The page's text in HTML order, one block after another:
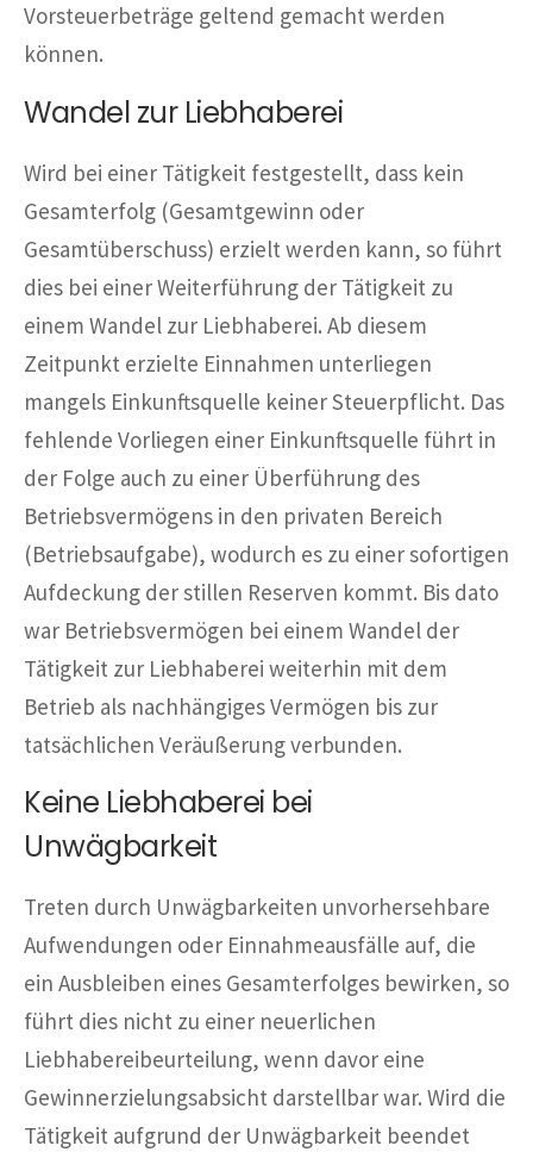
Vorsteuerbeträge geltend gemacht werden
können.
Wandel zur Liebhaberei
Wird bei einer Tätigkeit festgestellt, dass kein
Gesamterfolg (Gesamtgewinn oder
Gesamtüberschuss) erzielt werden kann, so führt
dies bei einer Weiterführung der Tätigkeit zu
einem Wandel zur Liebhaberei. Ab diesem
Zeitpunkt erzielte Einnahmen unterliegen
mangels Einkunftsquelle keiner Steuerpflicht. Das
fehlende Vorliegen einer Einkunftsquelle führt in
der Folge auch zu einer Überführung des
Betriebsvermögens in den privaten Bereich
(Betriebsaufgabe), wodurch es zu einer sofortigen
Aufdeckung der stillen Reserven kommt. Bis dato
war Betriebsvermögen bei einem Wandel der
Tätigkeit zur Liebhaberei weiterhin mit dem
Betrieb als nachhängiges Vermögen bis zur
tatsächlichen Veräußerung verbunden.
Keine Liebhaberei bei
Unwägbarkeit
Treten durch Unwägbarkeiten unvorhersehbare
Aufwendungen oder Einnahmeausfälle auf, die
ein Ausbleiben eines Gesamterfolges bewirken, so
führt dies nicht zu einer neuerlichen
Liebhabereibeurteilung, wenn davor eine
Gewinnerzielungsabsicht darstellbar war. Wird die
Tätigkeit aufgrund der Unwägbarkeit beendet